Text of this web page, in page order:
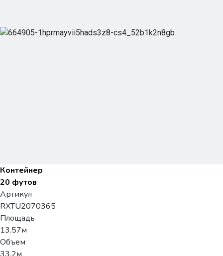
Контейнер
20 футов
Артикул
RXTU2070365
Площадь
13.57м
Объем
33.2м